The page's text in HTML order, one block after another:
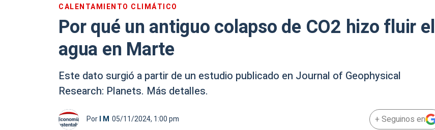
CALENTAMIENTO CLIMÁTICO
Por qué un antiguo colapso de CO2 hizo fluir el
agua en Marte
Este dato surgió a partir de un estudio publicado en Journal of Geophysical
Research: Planets. Más detalles.
PorI M 05/11/2024, 1:00 pm + Seguinos en